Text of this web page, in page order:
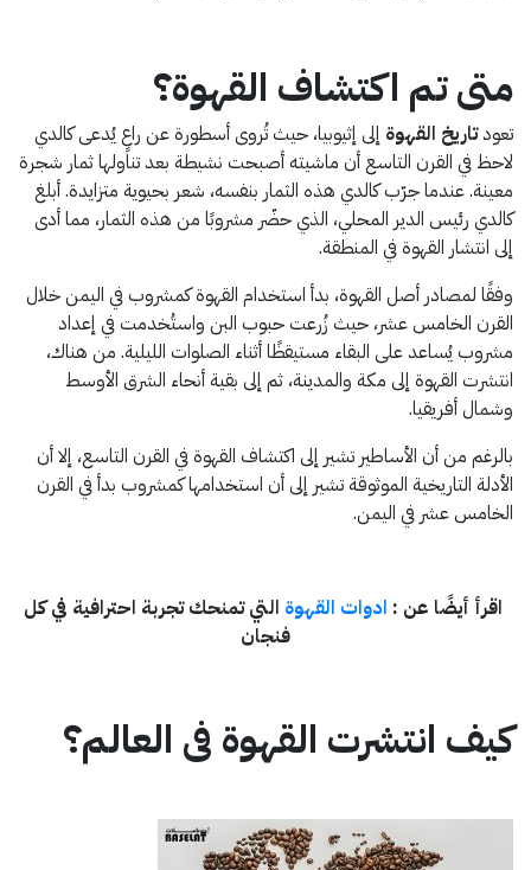
متى تم اكتشاف القهوة؟
تعودتاريخ القهوة إلى إثيوبيا، حيث تُروى أسطورة عن راعٍ يُدعى كالدي
لاحظ في القرن التاسع أن ماشيته أصبحت نشيطة بعد تناولها ثمار شجرة
معينة. عندما جرّب كالدي هذه الثمار بنفسه، شعر بحيوية متزايدة. أبلغ
كالدي رئيس الدير المحلي، الذي حضّر مشروبًا من هذه الثمار، مما أدى
إلى انتشار القهوة في المنطقة.
وفقًا لمصادر أصل القهوة، بدأ استخدام القهوة كمشروب في اليمن خلال
القرن الخامس عشر، حيث زُرعت حبوب البن واستُخدمت في إعداد
مشروب يُساعد على البقاء مستيقظًا أثناء الصلوات الليلية. من هناك،
انتشرت القهوة إلى مكة والمدينة، ثم إلى بقية أنحاء الشرق الأوسط
وشمال أفريقيا.
بالرغم من أن الأساطير تشير إلى اكتشاف القهوة في القرن التاسع، إلا أن
الأدلة التاريخية الموثوقة تشير إلى أن استخدامها كمشروب بدأ في القرن
الخامس عشر في اليمن.
اقرأ أيضًا عن : ادوات القهوة التي تمنحك تجربة احترافية في كل
فنجان
كيف انتشرت القهوة فى العالم؟